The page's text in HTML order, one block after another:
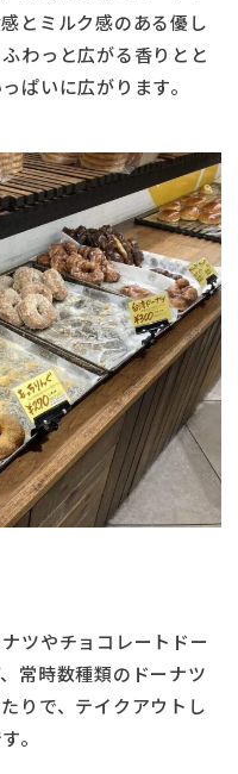
とミルク感のある優し
わっと広がる香りとと
ぱいに広がります。
ツやチョコレートドー
常時数種類のドーナツ
りで、テイクアウトし
。